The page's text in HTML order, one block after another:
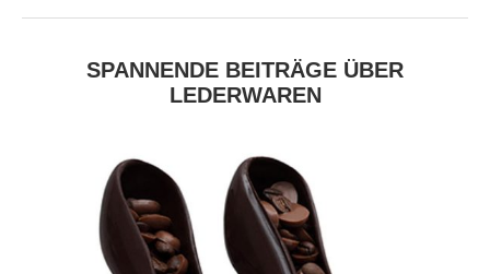
SPANNENDE BEITRÄGE ÜBER
LEDERWAREN